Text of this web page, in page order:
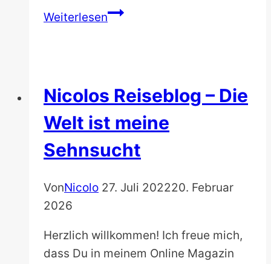
WeiterlesenStädtereisen
Nicolos Reiseblog – Die
Welt ist meine
Sehnsucht
VonNicolo 27. Juli 202220. Februar
2026
Herzlich willkommen! Ich freue mich,
dass Du in meinem Online Magazin